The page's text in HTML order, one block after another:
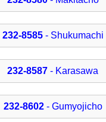
232-8585- Shukumachi
232-8587 - Karasawa
232-8602- Gumyojicho